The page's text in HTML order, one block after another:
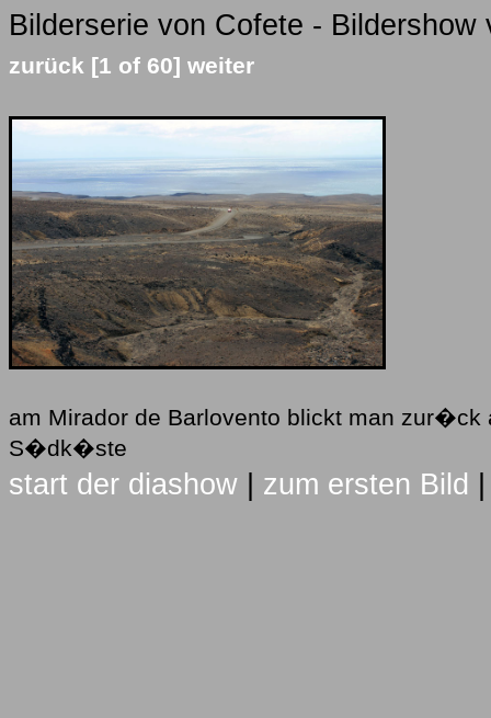
Bilderserie von Cofete - Bildershow
zurück [1 of 60] weiter
am Mirador de Barlovento blickt man zur�ck
S�dk�ste
start der diashow zum ersten Bild